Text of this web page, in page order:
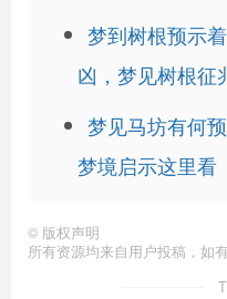
梦到树根预示
凶，梦见树根征
梦见马坊有何
梦境启示这里看
© 版权声明
所有资源均来自用户投稿，如